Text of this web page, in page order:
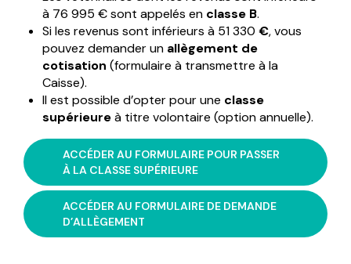
à 76 995 € sont appelés en classe B.
Si les revenus sont inférieurs à 51 330 €, vous
pouvez demander un allègement de
cotisation (formulaire à transmettre à la
Caisse).
Il est possible d’opter pour une classe
supérieureà titre volontaire (option annuelle).
ACCÉDER AU FORMULAIRE POUR PASSER
À LA CLASSE SUPÉRIEURE
ACCÉDER AU FORMULAIRE DE DEMANDE
D’ALLÈGEMENT